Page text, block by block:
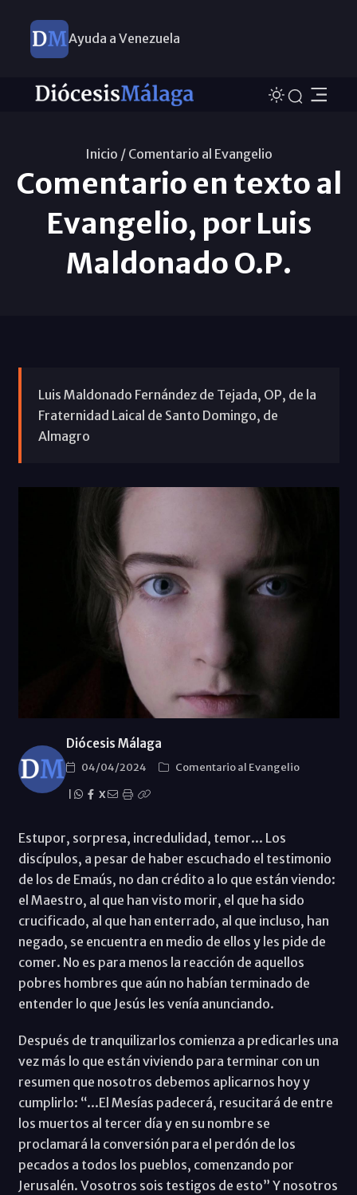
Ayuda a Venezuela
Inicio / Comentario al Evangelio
Comentario en texto al
Evangelio, por Luis
Maldonado O.P.
Luis Maldonado Fernández de Tejada, OP, de la
Fraternidad Laical de Santo Domingo, de
Almagro
Diócesis Málaga
04/04/2024
Comentario al Evangelio
X
Estupor, sorpresa, incredulidad, temor... Los
discípulos, a pesar de haber escuchado el testimonio
de los de Emaús, no dan crédito a lo que están viendo:
el Maestro, al que han visto morir, el que ha sido
crucificado, al que han enterrado, al que incluso, han
negado, se encuentra en medio de ellos y les pide de
comer. No es para menos la reacción de aquellos
pobres hombres que aún no habían terminado de
entender lo que Jesús les venía anunciando.
Después de tranquilizarlos comienza a predicarles una
vez más lo que están viviendo para terminar con un
resumen que nosotros debemos aplicarnos hoy y
cumplirlo: “...El Mesías padecerá, resucitará de entre
los muertos al tercer día y en su nombre se
proclamará la conversión para el perdón de los
pecados a todos los pueblos, comenzando por
Jerusalén. Vosotros sois testigos de esto” Y nosotros